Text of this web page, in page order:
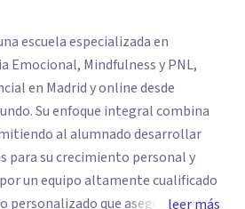
escuela especializada en
Emocional, Mindfulness y PNL,
en Madrid y online desde
combina
al alumnado desarrollar
para su crecimiento personal y
un equipo altamente cualificado
personalizado que asegura unleer más